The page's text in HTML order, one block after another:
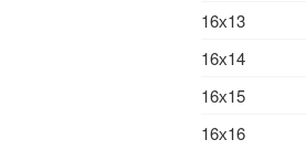
16х13
16х14
16х15
16х16